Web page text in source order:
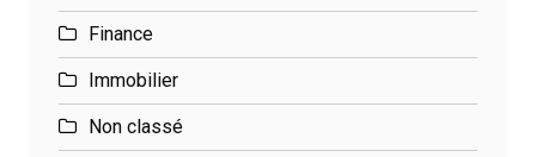
Finance
Immobilier
Non classé